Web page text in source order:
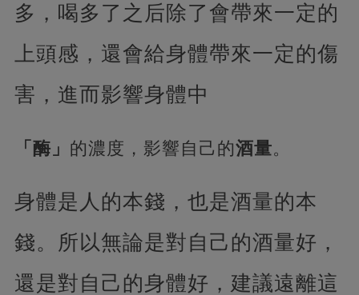
多，喝多了之后除了會帶來一定的
上頭感，還會給身體帶來一定的傷
害，進而影響身體中
「酶」 的濃度，影響自己的酒量。
身體是人的本錢，也是酒量的本
錢。所以無論是對自己的酒量好，
還是對自己的身體好，建議遠離這